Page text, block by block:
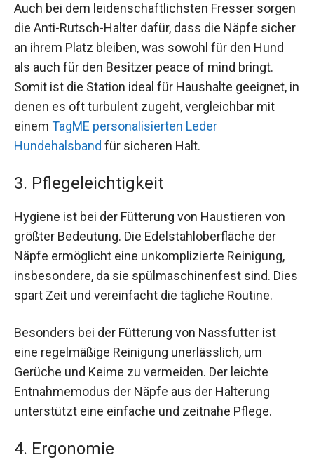
Auch bei dem leidenschaftlichsten Fresser sorgen
die Anti-Rutsch-Halter dafür, dass die Näpfe sicher
an ihrem Platz bleiben, was sowohl für den Hund
als auch für den Besitzer peace of mind bringt.
Somit ist die Station ideal für Haushalte geeignet, in
denen es oft turbulent zugeht, vergleichbar mit
einem TagME personalisierten Leder
Hundehalsband für sicheren Halt.
3. Pflegeleichtigkeit
Hygiene ist bei der Fütterung von Haustieren von
größter Bedeutung. Die Edelstahloberfläche der
Näpfe ermöglicht eine unkomplizierte Reinigung,
insbesondere, da sie spülmaschinenfest sind. Dies
spart Zeit und vereinfacht die tägliche Routine.
Besonders bei der Fütterung von Nassfutter ist
eine regelmäßige Reinigung unerlässlich, um
Gerüche und Keime zu vermeiden. Der leichte
Entnahmemodus der Näpfe aus der Halterung
unterstützt eine einfache und zeitnahe Pflege.
4. Ergonomie